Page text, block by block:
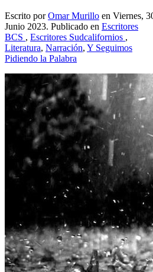
Escrito porOmar Murillo en Viernes,
Junio 2023. Publicado en Escritores
BCS , Escritores Sudcalifornios ,
Literatura, Narración, Y Seguimos
Pidiendo la Palabra